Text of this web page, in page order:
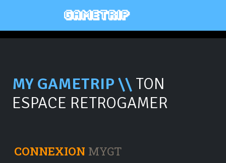
MY GAMETRIP \\ TON
ESPACE RETROGAMER
CONNEXION MYGT